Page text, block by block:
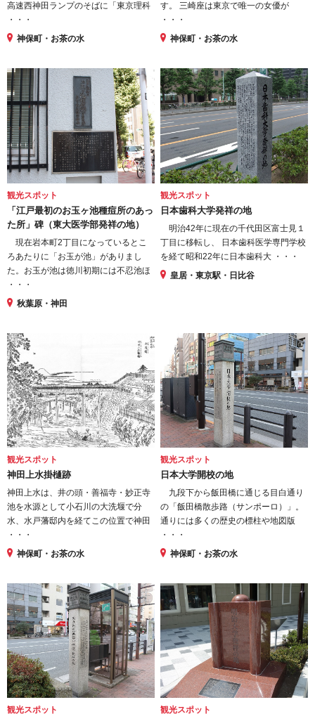
高速西神田ランプのそばに「東京理科
・・・
神保町・お茶の水
す。 三崎座は東京で唯一の女優が
・・・
神保町・お茶の水
観光スポット
「江戸最初のお玉ヶ池種痘所のあっ
た所」碑（東大医学部発祥の地）
現在岩本町2丁目になっているとこ
ろあたりに「お玉が池」がありまし
た。お玉が池は徳川初期には不忍池ほ
・・・
秋葉原・神田
観光スポット
日本歯科大学発祥の地
明治42年に現在の千代田区富士見１
丁目に移転し、 日本歯科医学専門学校
を経て昭和22年に日本歯科大 ・・・
皇居・東京駅・日比谷
観光スポット
神田上水掛樋跡
神田上水は、井の頭・善福寺・妙正寺
池を水源として小石川の大洗堰で分
水、水戸藩邸内を経てこの位置で神田
・・・
神保町・お茶の水
観光スポット
日本大学開校の地
九段下から飯田橋に通じる目白通り
の「飯田橋散歩路（サンポーロ）」。
通りには多くの歴史の標柱や地図版
・・・
神保町・お茶の水
観光スポット 観光スポット